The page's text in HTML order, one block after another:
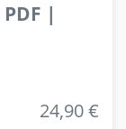
|
24,90 €